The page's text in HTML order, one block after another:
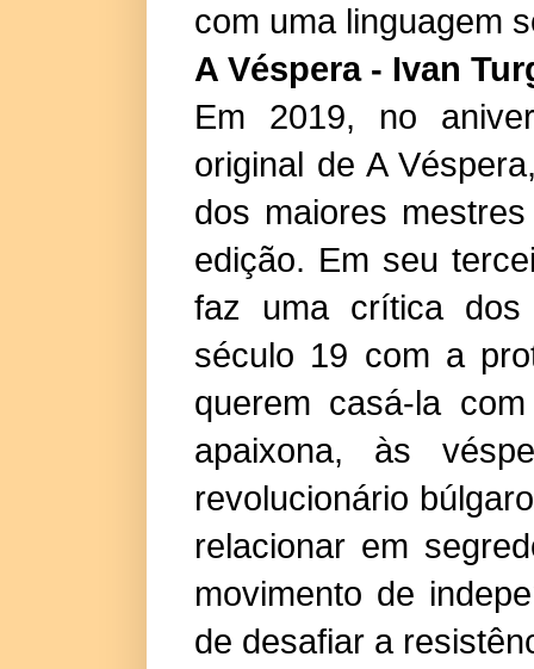
com uma linguagem
A Véspera - Ivan
Em 2019, no
original de A
dos maiores
edição. Em seu
faz uma crítica dos
século 19 com a
querem casá-la
apaixona, às
revolucionário
relacionar em
movimento de
de desafiar a